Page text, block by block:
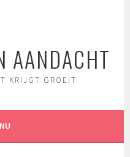
AANDACHT
KRIJGT GROEIT